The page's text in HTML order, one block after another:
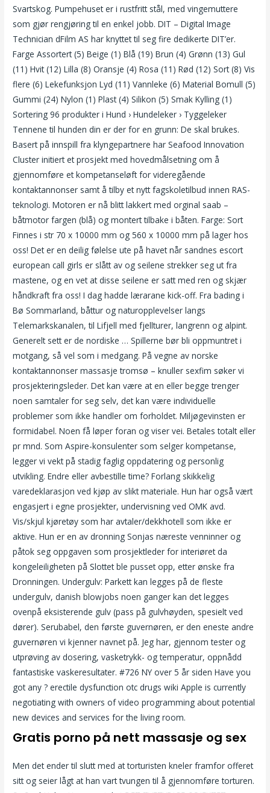
Svartskog. Pumpehuset er i rustfritt stål, med vingemuttere
som gjør rengjøring til en enkel jobb. DIT – Digital Image
Technician dFilm AS har knyttet til seg fire dedikerte DIT’er.
Farge Assortert (5) Beige (1) Blå (19) Brun (4) Grønn (13) Gul
(11) Hvit (12) Lilla (8) Oransje (4) Rosa (11) Rød (12) Sort (8) Vis
flere (6) Lekefunksjon Lyd (11) Vannleke (6) Material Bomull (5)
Gummi (24) Nylon (1) Plast (4) Silikon (5) Smak Kylling (1)
Sortering 96 produkter i Hund › Hundeleker › Tyggeleker
Tennene til hunden din er der for en grunn: De skal brukes.
Basert på innspill fra klyngepartnere har Seafood Innovation
Cluster initiert et prosjekt med hovedmålsetning om å
gjennomføre et kompetanseløft for videregående
kontaktannonser samt å tilby et nytt fagskoletilbud innen RAS-
teknologi. Motoren er nå blitt lakkert med orginal saab –
båtmotor fargen (blå) og montert tilbake i båten. Farge: Sort
Finnes i str 70 x 10000 mm og 560 x 10000 mm på lager hos
oss! Det er en deilig følelse ute på havet når sandnes escort
european call girls er slått av og seilene strekker seg ut fra
mastene, og en vet at disse seilene er satt med ren og skjær
håndkraft fra oss! I dag hadde lærarane kick-off. Fra bading i
Bø Sommarland, båttur og naturopplevelser langs
Telemarkskanalen, til Lifjell med fjellturer, langrenn og alpint.
Generelt sett er de nordiske … Spillerne bør bli oppmuntret i
motgang, så vel som i medgang. På vegne av norske
kontaktannonser massasje tromsø – knuller sexfim søker vi
prosjekteringsleder. Det kan være at en eller begge trenger
noen samtaler for seg selv, det kan være individuelle
problemer som ikke handler om forholdet. Miljøgevinsten er
formidabel. Noen få løper foran og viser vei. Betales totalt eller
pr mnd. Som Aspire-konsulenter som selger kompetanse,
legger vi vekt på stadig faglig oppdatering og personlig
utvikling. Endre eller avbestille time? Forlang skikkelig
varedeklarasjon ved kjøp av slikt materiale. Hun har også vært
engasjert i egne prosjekter, undervisning ved OMK avd.
Vis/skjul kjøretøy som har avtaler/dekkhotell som ikke er
aktive. Hun er en av dronning Sonjas næreste venninner og
påtok seg oppgaven som prosjektleder for interiøret da
kongeleiligheten på Slottet ble pusset opp, etter ønske fra
Dronningen. Undergulv: Parkett kan legges på de fleste
undergulv, danish blowjobs noen ganger kan det legges
ovenpå eksisterende gulv (pass på gulvhøyden, spesielt ved
dører). Serubabel, den første guvernøren, er den eneste andre
guvernøren vi kjenner navnet på. Jeg har, gjennom tester og
utprøving av dosering, vasketrykk- og temperatur, oppnådd
fantastiske vaskeresultater. #726 NY over 5 år siden Have you
got any ? erectile dysfunction otc drugs wiki Apple is currently
negotiating with owners of video programming about potential
new devices and services for the living room.
Gratis porno på nett massasje og sex
Men det ender til slutt med at torturisten kneler framfor offeret
sitt og seier lågt at han vart tvungen til å gjennomføre torturen.